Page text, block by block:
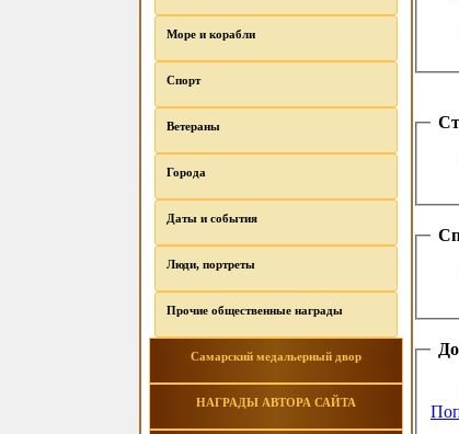
Море и корабли
Спорт
Ветераны
Города
Даты и события
Люди, портреты
Прочие общественные награды
Самарский медальерный двор
НАГРАДЫ АВТОРА САЙТА